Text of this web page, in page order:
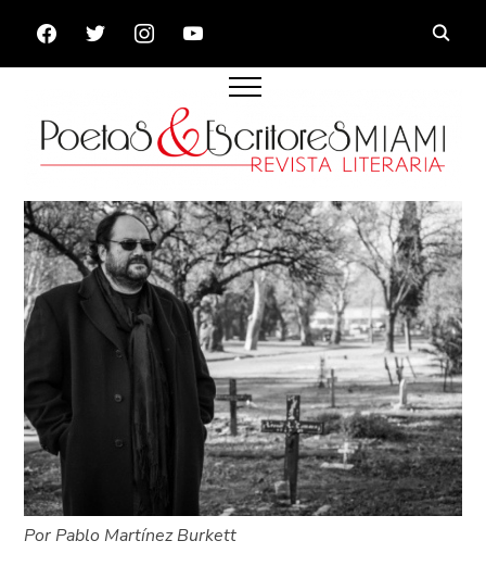
FACEBOOKTWITTERINSTAGRAMYOUTUBE
Por Pablo Martínez Burkett